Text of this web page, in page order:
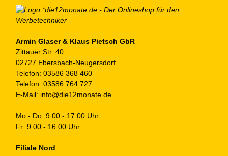
Armin Glaser & Klaus Pietsch GbR
Zittauer Str. 40
02727 Ebersbach-Neugersdorf
Telefon: 03586 368 460
Telefon: 03586 764 727
E-Mail: info@die12monate.de
Mo - Do: 9:00 - 17:00 Uhr
Fr: 9:00 - 16:00 Uhr
Filiale Nord